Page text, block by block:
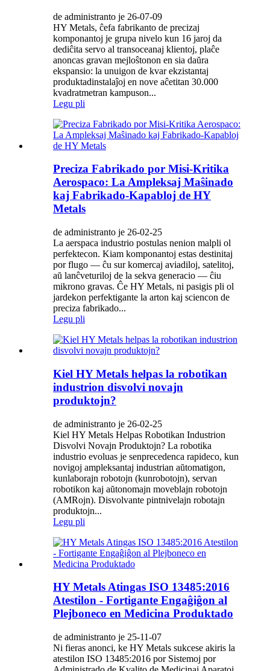
de administranto je 26-07-09
HY Metals, ĉefa fabrikanto de precizaj
komponantoj je grupa nivelo kun 16 jaroj da
dediĉita servo al transoceanaj klientoj, plaĉe
anoncas gravan mejloŝtonon en sia daŭra
ekspansio: la unuigon de kvar ekzistantaj
produktadinstalaĵoj en nove aĉetitan 30.000
kvadratmetran kampuson...
Legu pli
Preciza Fabrikado por Misi-Kritika
Aerospaco: La Ampleksaj Maŝinado
kaj Fabrikado-Kapabloj de HY
Metals
de administranto je 26-02-25
La aerspaca industrio postulas nenion malpli ol
perfektecon. Kiam komponantoj estas destinitaj
por flugo — ĉu sur komercaj aviadiloj, satelitoj,
aŭ lanĉveturiloj de la sekva generacio — ĉiu
mikrono gravas. Ĉe HY Metals, ni pasigis pli ol
jardekon perfektigante la arton kaj sciencon de
preciza fabrikado...
Legu pli
Kiel HY Metals helpas la robotikan
industrion disvolvi novajn
produktojn?
de administranto je 26-02-25
Kiel HY Metals Helpas Robotikan Industrion
Disvolvi Novajn Produktojn? La robotika
industrio evoluas je senprecedenca rapideco, kun
novigoj ampleksantaj industrian aŭtomatigon,
kunlaborajn robotojn (kunrobotojn), servan
robotikon kaj aŭtonomajn moveblajn robotojn
(AMRojn). Disvolvante pintnivelajn robotajn
produktojn...
Legu pli
HY Metals Atingas ISO 13485:2016
Atestilon - Fortigante Engaĝiĝon al
Plejboneco en Medicina Produktado
de administranto je 25-11-07
Ni fieras anonci, ke HY Metals sukcese akiris la
atestilon ISO 13485:2016 por Sistemoj por